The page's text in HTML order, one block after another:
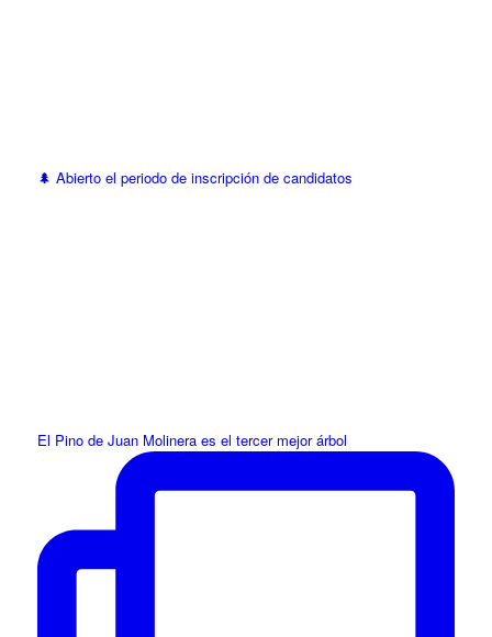
🌲 Abierto el periodo de inscripción de candidatos
El Pino de Juan Molinera es el tercer mejor árbol